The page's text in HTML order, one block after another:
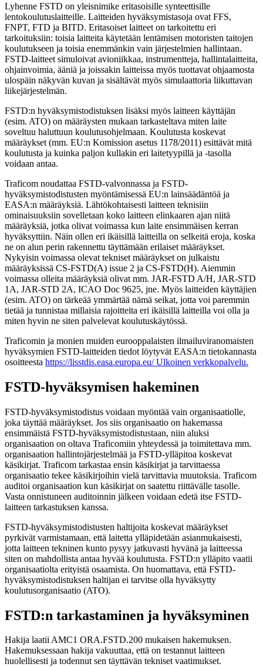
Lyhenne FSTD on yleisnimike eritasoisille synteettisille
lentokoulutuslaitteille. Laitteiden hyväksymistasoja ovat FFS,
FNPT, FTD ja BITD. Eritasoiset laitteet on tarkoitettu eri
tarkoituksiin: toisia laitteita käytetään lentämisen motoristen taitojen
koulutukseen ja toisia enemmänkin vain järjestelmien hallintaan.
FSTD-laitteet simuloivat avioniikkaa, instrumentteja, hallintalaitteita,
ohjainvoimia, ääniä ja joissakin laitteissa myös tuottavat ohjaamosta
ulospäin näkyvän kuvan ja sisältävät myös simulaattoria liikuttavan
liikejärjestelmän.
FSTD:n hyväksymistodistuksen lisäksi myös laitteen käyttäjän
(esim. ATO) on määräysten mukaan tarkasteltava miten laite
soveltuu haluttuun koulutusohjelmaan. Koulutusta koskevat
määräykset (mm. EU:n Komission asetus 1178/2011) esittävät mitä
koulutusta ja kuinka paljon kullakin eri laitetyypillä ja -tasolla
voidaan antaa.
Traficom noudattaa FSTD-valvonnassa ja FSTD-
hyväksymistodistusten myöntämisessä EU:n lainsäädäntöä ja
EASA:n määräyksiä. Lähtökohtaisesti laitteen teknisiin
ominaisuuksiin sovelletaan koko laitteen elinkaaren ajan niitä
määräyksiä, jotka olivat voimassa kun laite ensimmäisen kerran
hyväksyttiin. Näin ollen eri ikäisillä laitteilla on selkeitä eroja, koska
ne on alun perin rakennettu täyttämään erilaiset määräykset.
Nykyisin voimassa olevat tekniset määräykset on julkaistu
määräyksissä CS-FSTD(A) issue 2 ja CS-FSTD(H). Aiemmin
voimassa olleita määräyksiä olivat mm. JAR-FSTD A/H, JAR-STD
1A, JAR-STD 2A, ICAO Doc 9625, jne. Myös laitteiden käyttäjien
(esim. ATO) on tärkeää ymmärtää nämä seikat, jotta voi paremmin
tietää ja tunnistaa millaisia rajoitteita eri ikäisillä laitteilla voi olla ja
miten hyvin ne siten palvelevat koulutuskäytössä.
Traficomin ja monien muiden eurooppalaisten ilmailuviranomaisten
hyväksymien FSTD-laitteiden tiedot löytyvät EASA:n tietokannasta
osoitteesta https://lisstdis.easa.europa.eu/ Ulkoinen verkkopalvelu.
FSTD-hyväksymisen hakeminen
FSTD-hyväksymistodistus voidaan myöntää vain organisaatiolle,
joka täyttää määräykset. Jos siis organisaatio on hakemassa
ensimmäistä FSTD-hyväksymistodistustaan, niin aluksi
organisaation on oltava Traficomiin yhteydessä ja toimitettava mm.
organisaation hallintojärjestelmää ja FSTD-ylläpitoa koskevat
käsikirjat. Traficom tarkastaa ensin käsikirjat ja tarvittaessa
organisaatio tekee käsikirjoihin vielä tarvittavia muutoksia. Traficom
auditoi organisaation kun käsikirjat on saatettu riittävälle tasolle.
Vasta onnistuneen auditoinnin jälkeen voidaan edetä itse FSTD-
laitteen tarkastuksen kanssa.
FSTD-hyväksymistodistusten haltijoita koskevat määräykset
pyrkivät varmistamaan, että laitetta ylläpidetään asianmukaisesti,
jotta laitteen tekninen kunto pysyy jatkuvasti hyvänä ja laitteessa
siten on mahdollista antaa hyvää koulutusta. FSTD:n ylläpito vaatii
organisaatiolta erityistä osaamista. On huomattava, että FSTD-
hyväksymistodistuksen haltijan ei tarvitse olla hyväksytty
koulutusorganisaatio (ATO).
FSTD:n tarkastaminen ja hyväksyminen
Hakija laatii AMC1 ORA.FSTD.200 mukaisen hakemuksen.
Hakemuksessaan hakija vakuuttaa, että on testannut laitteen
huolellisesti ja todennut sen täyttävän tekniset vaatimukset.